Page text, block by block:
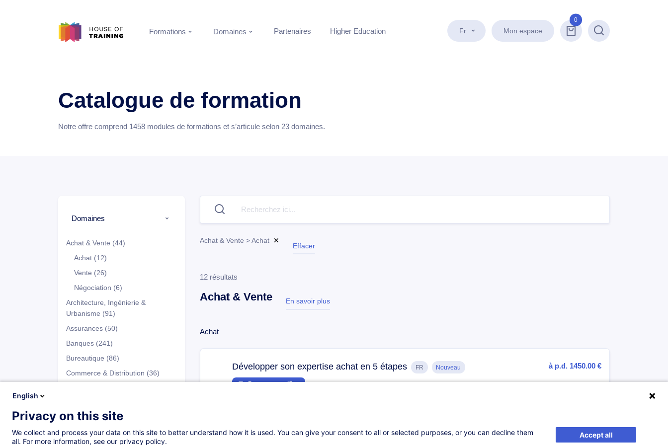
Fr Mon espace
0
Recherche
Formations Domaines Partenaires Higher Education
Catalogue de formation
Notre offre comprend 1458 modules de formations et s’articule selon 23 domaines.
Domaines
Achat & Vente (44)
Achat (12)
Vente (26)
Négociation (6)
Architecture, Ingénierie &
Urbanisme (91)
Assurances (50)
Banques (241)
Bureautique (86)
Commerce & Distribution (36)
Droit (75)
Développement Personnel (147)
Programmes
Achat & Vente > Achat ✕
Effacer
12 résultats
Achat & Vente En savoir plus
test
Achat
Développer son expertise achat en 5 étapes FR Nouveau
Parcours certifiant
à p.d. 1450.00 €
English
Privacy on this site
We collect and process your data on this site to better understand how it is used. You can give your consent to all or selected purposes, or you can decline them
all. For more information, see our privacy policy.
Accept all